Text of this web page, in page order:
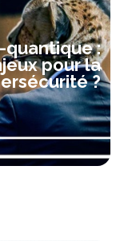
:
pour la
?